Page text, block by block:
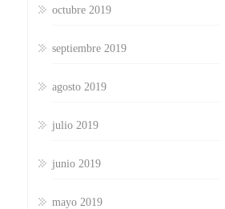
octubre 2019
septiembre 2019
agosto 2019
julio 2019
junio 2019
mayo 2019